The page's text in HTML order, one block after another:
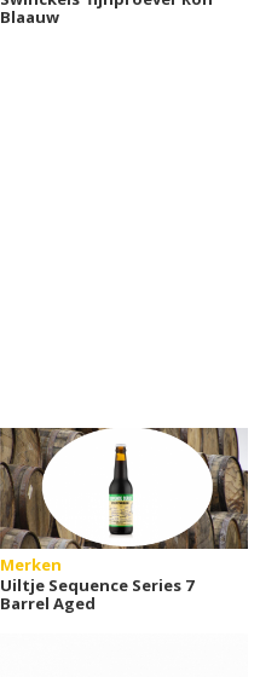
Blaauw
Merken
Uiltje Sequence Series 7
Barrel Aged